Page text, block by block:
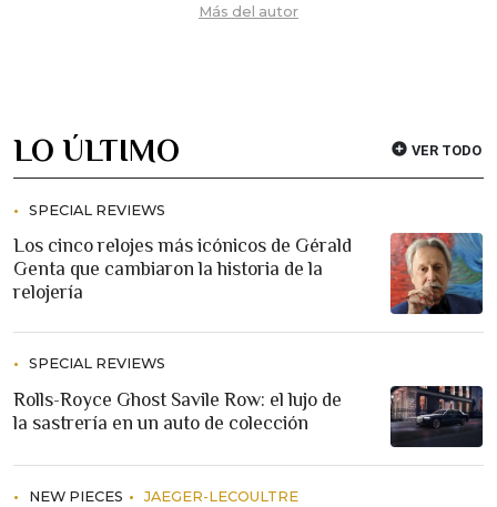
Más del autor
LO ÚLTIMO VER TODO
SPECIAL REVIEWS
Los cinco relojes más icónicos de Gérald
Genta que cambiaron la historia de la
relojería
SPECIAL REVIEWS
Rolls-Royce Ghost Savile Row: el lujo de
la sastrería en un auto de colección
NEW PIECES JAEGER-LECOULTRE